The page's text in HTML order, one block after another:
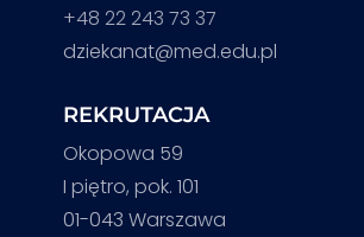
+48 22 243 73 37
dziekanat@med.edu.pl
REKRUTACJA
Okopowa 59
I piętro, pok. 101
01-043 Warszawa